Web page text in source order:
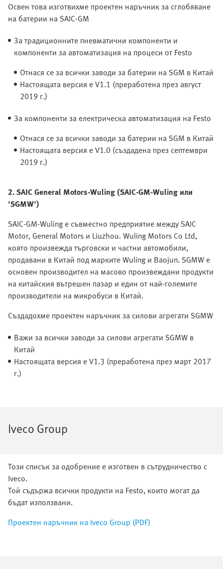
Освен това изготвихме проектен наръчник за сглобяване
на батерии на SAIC-GM
За традиционните пневматични компоненти и
компоненти за автоматизация на процеси от Festo
Отнася се за всички заводи за батерии на SGM в Китай
Настоящата версия е V1.1 (преработена през август
2019 г.)
За компоненти за електрическа автоматизация на Festo
Отнася се за всички заводи за батерии на SGM в Китай
Настоящата версия е V1.0 (създадена през септември
2019 г.)
2. SAIC General Motors-Wuling (SAIC-GM-Wuling или
'SGMW')
SAIC-GM-Wuling е съвместно предприятие между SAIC
Motor, General Motors и Liuzhou. Wuling Motors Co Ltd,
която произвежда търговски и частни автомобили,
продавани в Китай под марките Wuling и Baojun. SGMW е
основен производител на масово произвеждани продукти
на китайския вътрешен пазар и един от най-големите
производители на микробуси в Китай.
Създадохме проектен наръчник за силови агрегати SGMW
Важи за всички заводи за силови агрегати SGMW в
Китай
Настоящата версия е V1.3 (преработена през март 2017
г.)
Iveco Group
Този списък за одобрение е изготвен в сътрудничество с
Iveco.
Той съдържа всички продукти на Festo, които могат да
бъдат използвани.
Проектен наръчник на Iveco Group (PDF)